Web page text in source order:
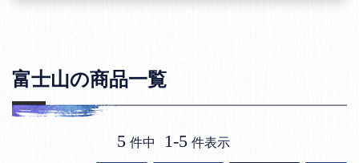
富士山の商品一覧
5 件中 1-5 件表示